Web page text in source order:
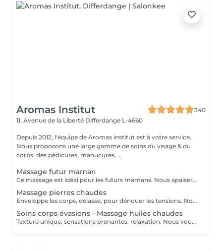
Aromas Institut
340
11, Avenue de la Liberté Differdange L-4660
Depuis 2012, l'équipe de Aromas institut est à votre service.
Nous proposons une large gamme de soins du visage & du
corps, des pédicures, manucures, ...
Massage futur maman
Ce massage est idéal pour les futurs mamans. Nous apaiserons les tensions que vous ressentez dans le corps grâce à un massage doux et adapté. Laissez-vous bercer par la musique ambiante et masser par les mains d'une professionnelle. A s'offrir ou à offrir :-) Nous vous prions de bien vouloir respecter votre rendez-vous. En prenant rendez-vous, vous occupez une place, dont une autre personne aurait éventuellement besoin. Tout rendez-vous non annulé 24h en avance, est susceptible d'être facturé. (Si vous ne pouvez pas vous présenter à votre RDV, proposez-le éventuellement à un proche ou à un ami) Toute l'équipe de Aromas Institut vous remercie pour votre respect et votre compréhension.
Massage pierres chaudes
Enveloppe les corps, délasse, pour dénouer les tensions. Nous vous prions de bien vouloir respecter votre rendez-vous. En prenant rendez-vous, vous occupez une place, dont une autre personne aurait éventuellement besoin. Tout rendez-vous non annulé 24h en avance, est susceptible d'être facturé. (Si vous ne pouvez pas vous présenter à votre RDV, proposez-le éventuellement à un proche ou à un ami) Toute l'équipe de Aromas Institut vous remercie pour votre respect et votre compréhension.
Soins corps évasions - Massage huiles chaudes
Texture unique, sensations prenantes, relaxation. Nous vous prions de bien vouloir respecter votre rendez-vous. En prenant rendez-vous, vous occupez une place, dont une autre personne aurait éventuellement besoin. Tout rendez-vous non annulé 24h en avance, est susceptible d'être facturé. (Si vous ne pouvez pas vous présenter à votre RDV, proposez-le éventuellement à un proche ou à un ami) Toute l'équipe de Aromas Institut vous remercie pour votre respect et votre compréhension.